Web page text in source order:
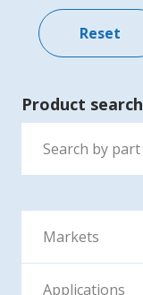
Product search